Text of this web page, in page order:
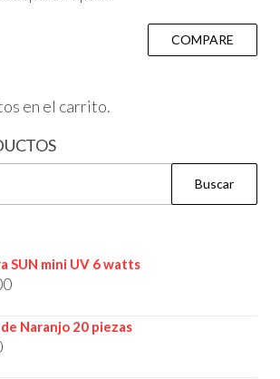
COMPARE
en el carrito.
SUN mini UV 6 watts
Naranjo 20 piezas